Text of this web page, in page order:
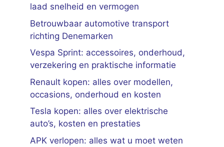
laad snelheid en vermogen
Betrouwbaar automotive transport
richting Denemarken
Vespa Sprint: accessoires, onderhoud,
verzekering en praktische informatie
Renault kopen: alles over modellen,
occasions, onderhoud en kosten
Tesla kopen: alles over elektrische
auto’s, kosten en prestaties
APK verlopen: alles wat u moet weten